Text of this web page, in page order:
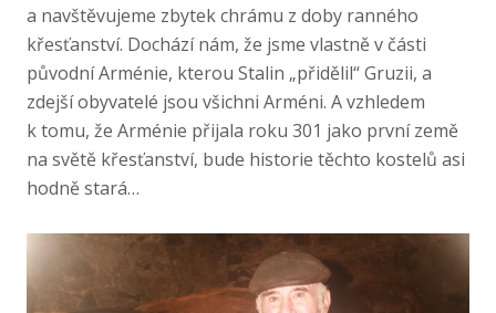
a navštěvujeme zbytek chrámu z doby ranného
křesťanství. Dochází nám, že jsme vlastně v části
původní Arménie, kterou Stalin „přidělil“ Gruzii, a
zdejší obyvatelé jsou všichni Arméni. A vzhledem
k tomu, že Arménie přijala roku 301 jako první země
na světě křesťanství, bude historie těchto kostelů asi
hodně stará…